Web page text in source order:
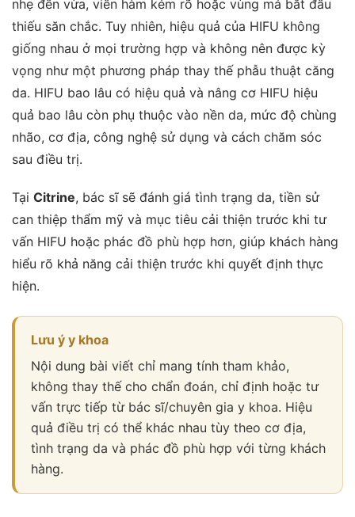
nhẹ đến vừa, viền hàm kém rõ hoặc vùng má bắt đầu
thiếu săn chắc. Tuy nhiên, hiệu quả của HIFU không
giống nhau ở mọi trường hợp và không nên được kỳ
vọng như một phương pháp thay thế phẫu thuật căng
da. HIFU bao lâu có hiệu quả và nâng cơ HIFU hiệu
quả bao lâu còn phụ thuộc vào nền da, mức độ chùng
nhão, cơ địa, công nghệ sử dụng và cách chăm sóc
sau điều trị.
Tại Citrine, bác sĩ sẽ đánh giá tình trạng da, tiền sử
can thiệp thẩm mỹ và mục tiêu cải thiện trước khi tư
vấn HIFU hoặc phác đồ phù hợp hơn, giúp khách hàng
hiểu rõ khả năng cải thiện trước khi quyết định thực
hiện.
Lưu ý y khoa
Nội dung bài viết chỉ mang tính tham khảo,
không thay thế cho chẩn đoán, chỉ định hoặc tư
vấn trực tiếp từ bác sĩ/chuyên gia y khoa. Hiệu
quả điều trị có thể khác nhau tùy theo cơ địa,
tình trạng da và phác đồ phù hợp với từng khách
hàng.